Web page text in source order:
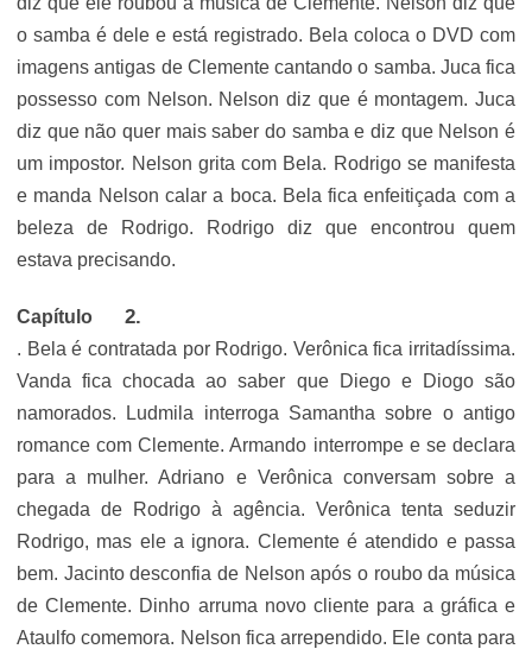
o samba é dele e está registrado. Bela coloca o DVD com
imagens antigas de Clemente cantando o samba. Juca fica
possesso com Nelson. Nelson diz que é montagem. Juca
diz que não quer mais saber do samba e diz que Nelson é
um impostor. Nelson grita com Bela. Rodrigo se manifesta
e manda Nelson calar a boca. Bela fica enfeitiçada com a
beleza de Rodrigo. Rodrigo diz que encontrou quem
estava precisando.
Capítulo
. Bela é contratada por Rodrigo. Verônica fica irritadíssima.
Vanda fica chocada ao saber que Diego e Diogo são
namorados. Ludmila interroga Samantha sobre o antigo
romance com Clemente. Armando interrompe e se declara
para a mulher. Adriano e Verônica conversam sobre a
chegada de Rodrigo à agência. Verônica tenta seduzir
Rodrigo, mas ele a ignora. Clemente é atendido e passa
bem. Jacinto desconfia de Nelson após o roubo da música
de Clemente. Dinho arruma novo cliente para a gráfica e
Ataulfo comemora. Nelson fica arrependido. Ele conta para